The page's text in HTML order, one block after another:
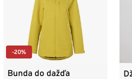
-20%
Bunda do dažďa